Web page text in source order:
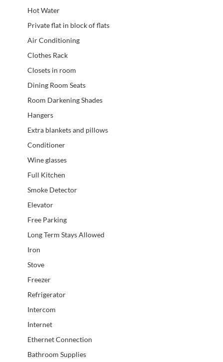
Hot Water
Private flat in block of flats
Air Conditioning
Clothes Rack
Closets in room
Dining Room Seats
Room Darkening Shades
Hangers
Extra blankets and pillows
Conditioner
Wine glasses
Full Kitchen
Smoke Detector
Elevator
Free Parking
Long Term Stays Allowed
Iron
Stove
Freezer
Refrigerator
Intercom
Internet
Ethernet Connection
Bathroom Supplies